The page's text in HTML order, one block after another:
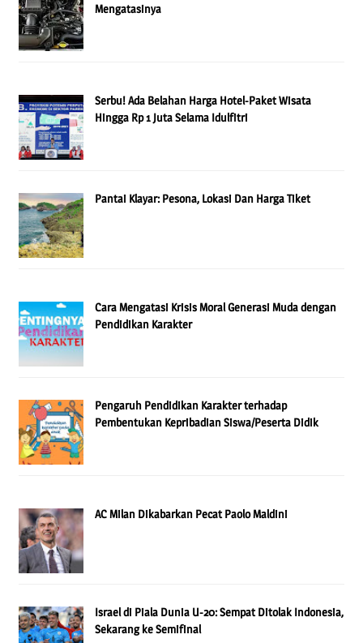
Mengatasinya
Serbu! Ada Belahan Harga Hotel-Paket Wisata
Hingga Rp 1 Juta Selama Idulfitri
Pantai Klayar: Pesona, Lokasi Dan Harga Tiket
Cara Mengatasi Krisis Moral Generasi Muda dengan
Pendidikan Karakter
Pengaruh Pendidikan Karakter terhadap
Pembentukan Kepribadian Siswa/Peserta Didik
AC Milan Dikabarkan Pecat Paolo Maldini
Israel di Piala Dunia U-20: Sempat Ditolak Indonesia,
Sekarang ke Semifinal